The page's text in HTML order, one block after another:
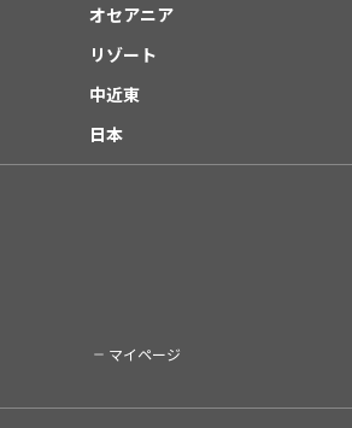
オセアニア
リゾート
中近東
日本
マイページ